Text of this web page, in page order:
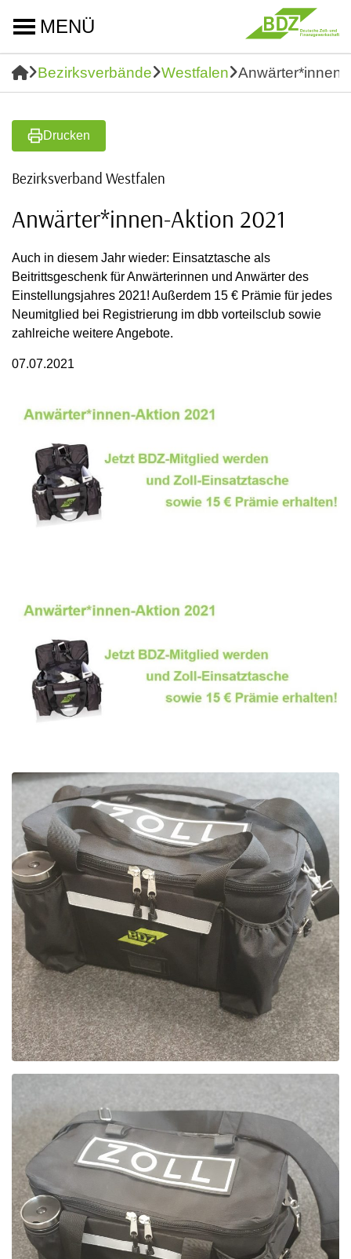
MENÜ
Bezirksverbände Westfalen
Drucken
Bezirksverband Westfalen
Anwärter*innen-Aktion 2021
Auch in diesem Jahr wieder: Einsatztasche als
Beitrittsgeschenk für Anwärterinnen und Anwärter des
Einstellungsjahres 2021! Außerdem 15 € Prämie für jedes
Neumitglied bei Registrierung im dbb vorteilsclub sowie
zahlreiche weitere Angebote.
07.07.2021